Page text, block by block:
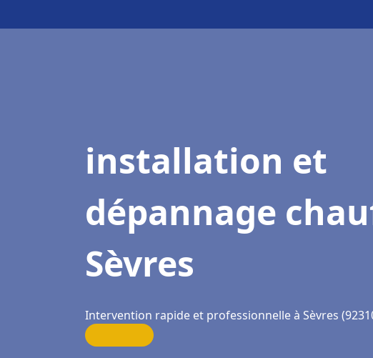
installation et
dépannage
Sèvres
Intervention rapide et professionnelle à Sèvres